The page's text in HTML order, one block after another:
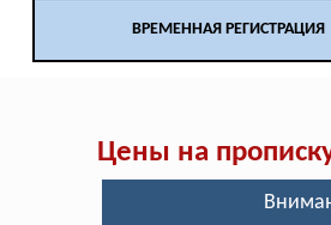
ВРЕМЕННАЯ РЕГИСТРАЦИЯ
Цены на